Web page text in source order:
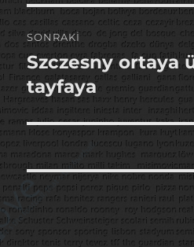
SONRAKI
Sonraki
yazı:
Szczesny ortaya
tayfaya